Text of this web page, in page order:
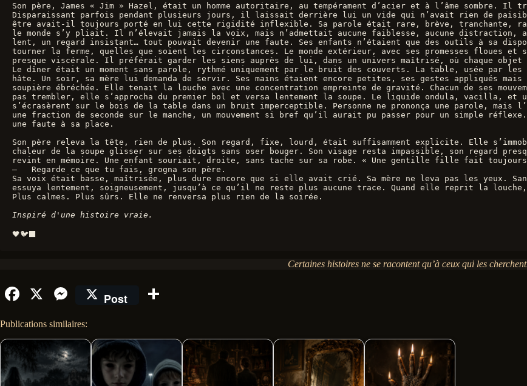
Son père, James « Jim » Hazel, était un homme autoritaire, au tempérament d’acier et à l’âme sombre.
Disparaissant parfois pendant plusieurs jours, il laissait derrière lui un vide qui n’avait rien de
être avait-il toujours porté en lui cette rigidité inflexible. Sa parole était rare, brève, tranchante,
le monde s’y pliait. Il n’élevait jamais la voix, mais n’admettait aucune faiblesse, aucune distraction,
lent, un regard insistant… tout pouvait devenir une faute. Ses enfants n’étaient que des outils à sa
tourner la ferme, quelles que soient les circonstances. Le monde extérieur, avec ses promesses floues
presque viscérale. Il préférait garder les siens auprès de lui, dans un univers maîtrisé, où chaque
Le dîner était un moment sans parole, rythmé uniquement par le bruit des couverts. La table, usée par
hâte. Un soir, sa mère lui demanda de servir. Ses mains étaient encore petites, ses gestes appliqués
soupière ébréchée. Elle tenait la louche avec une concentration empreinte de gravité. Chacun de ses
pas trembler, elle s’approcha du premier bol et versa lentement la soupe. Le liquide ondula, vacilla,
s’écrasèrent sur le bois de la table dans un bruit imperceptible. Personne ne prononça une parole, mais
une fraction de seconde sur le manche, un mouvement si bref qu’il aurait pu passer pour un simple
une faute à sa place.
Son père releva la tête, rien de plus. Son regard, fixe, lourd, était suffisamment explicite. Elle
chaleur de la soupe glisser sur ses doigts sans oser bouger. Son visage resta impassible, son regard
revint en mémoire. Une enfant souriait, droite, sans tache sur sa robe. « Une gentille fille fait
—	Regarde ce que tu fais, grogna son père.
Sa voix était basse, maîtrisée, plus dure encore que si elle avait crié. Sa mère ne leva pas les yeux.
essuya lentement, soigneusement, jusqu’à ce qu’il ne reste plus aucune trace. Quand elle reprit la
Plus calmes. Plus sûrs. Elle ne renversa plus rien de la soirée.
Inspiré d'une histoire vraie.
🖤🐦‍⬛
Certaines histoires ne se racontent qu’à ceux qui les
Fa
bo
ok
X
M
se
ng
er
Post
Publications similaires: